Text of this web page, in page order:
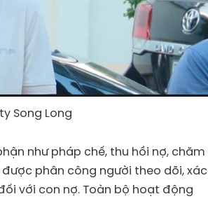
Song Long
như pháp chế, thu hồi nợ, chăm
phân công người theo dõi, xác
với con nợ. Toàn bộ hoạt động